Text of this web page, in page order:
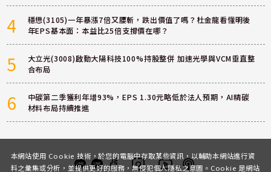
4
穩懋(3105)一年暴漲7倍又腰斬，跌出價值了嗎？杜金龍看懂明後
年EPS基本面：本益比25倍支撐價在哪？
5
大立光(3008)啟動大陽科技100%持股整併 加速光學與VCM垂直整
合布局
6
中碳第二季獲利年增93%，EPS 1.30元略低於法人預期，AI精碳
材料布局持續推進
本網站使用 Cookie 技術，於您的電腦中存取某些資訊，以輔助本網站進行資
料之彙集或分析，並提供更好的服務，無侵犯個人隱私之意圖。Cookie 是網站